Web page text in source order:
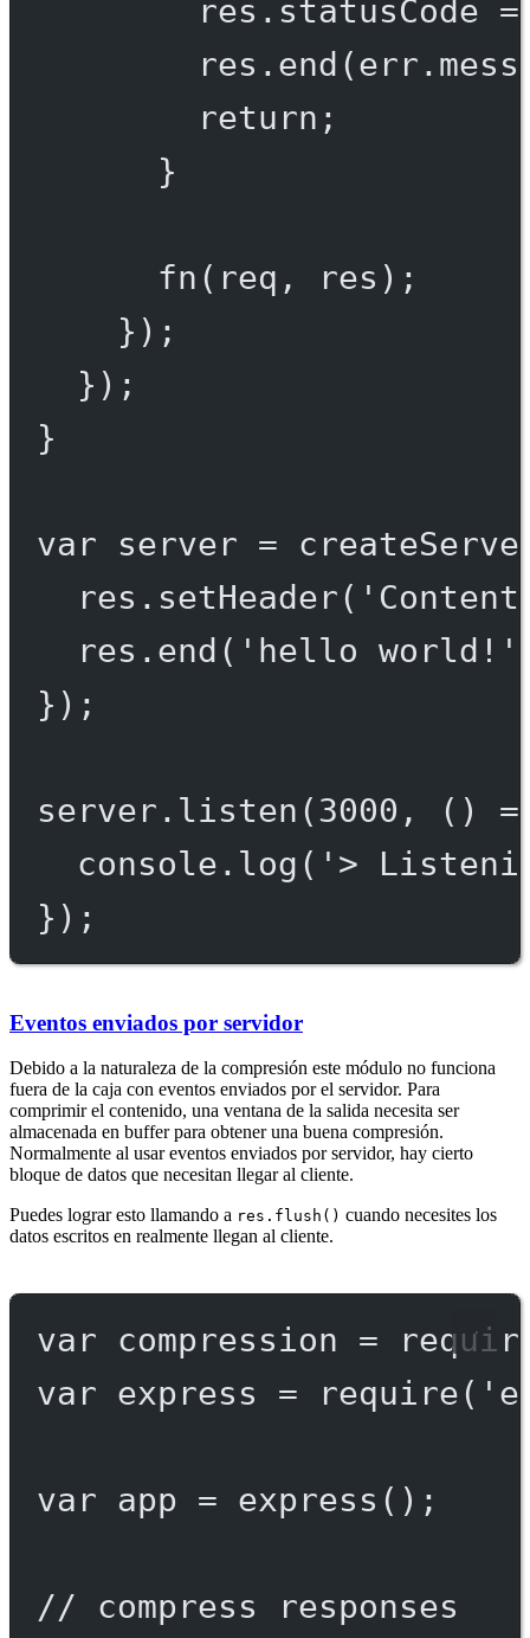
res.statusCode =
res. end
return ;
}
fn (req, res);
});
});
}
var server =
res. setHeader(
res. end ( 'hello world!'
});
server. listen (3000 , ()
console. log ( '>
});
Eventos enviados por servidor
Debido a la naturaleza de la compresión este módulo no funciona
fuera de la caja con eventos enviados por el servidor. Para
comprimir el contenido, una ventana de la salida necesita ser
almacenada en buffer para obtener una buena compresión.
Normalmente al usar eventos enviados por servidor, hay cierto
bloque de datos que necesitan llegar al cliente.
Puedes lograr esto llamando a res.flush() cuando necesites los
datos escritos en realmente llegan al cliente.
var compression =
var express = require(
var app = express ();
// compress responses